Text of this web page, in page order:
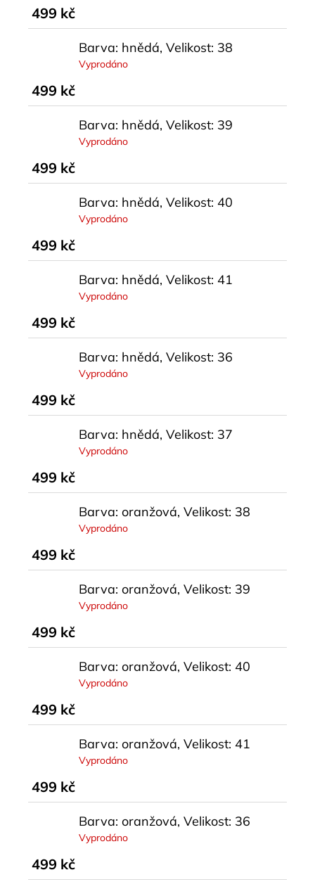
499 kč
Barva: hnědá, Velikost: 38
Vyprodáno
499 kč
Barva: hnědá, Velikost: 39
Vyprodáno
499 kč
Barva: hnědá, Velikost: 40
Vyprodáno
499 kč
Barva: hnědá, Velikost: 41
Vyprodáno
499 kč
Barva: hnědá, Velikost: 36
Vyprodáno
499 kč
Barva: hnědá, Velikost: 37
Vyprodáno
499 kč
Barva: oranžová, Velikost: 38
Vyprodáno
499 kč
Barva: oranžová, Velikost: 39
Vyprodáno
499 kč
Barva: oranžová, Velikost: 40
Vyprodáno
499 kč
Barva: oranžová, Velikost: 41
Vyprodáno
499 kč
Barva: oranžová, Velikost: 36
Vyprodáno
499 kč